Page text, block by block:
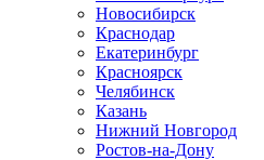
Новосибирск
Краснодар
Екатеринбург
Красноярск
Челябинск
Казань
Нижний Новгород
Ростов-на-Дону